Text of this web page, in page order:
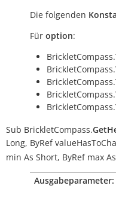
Die folgenden
Für option:
BrickletCompass.
BrickletCompass.
BrickletCompass.
BrickletCompass.
BrickletCompass.
Sub BrickletCompass.
Long, ByRef
min As Short, ByRef max As
Ausgabeparameter: